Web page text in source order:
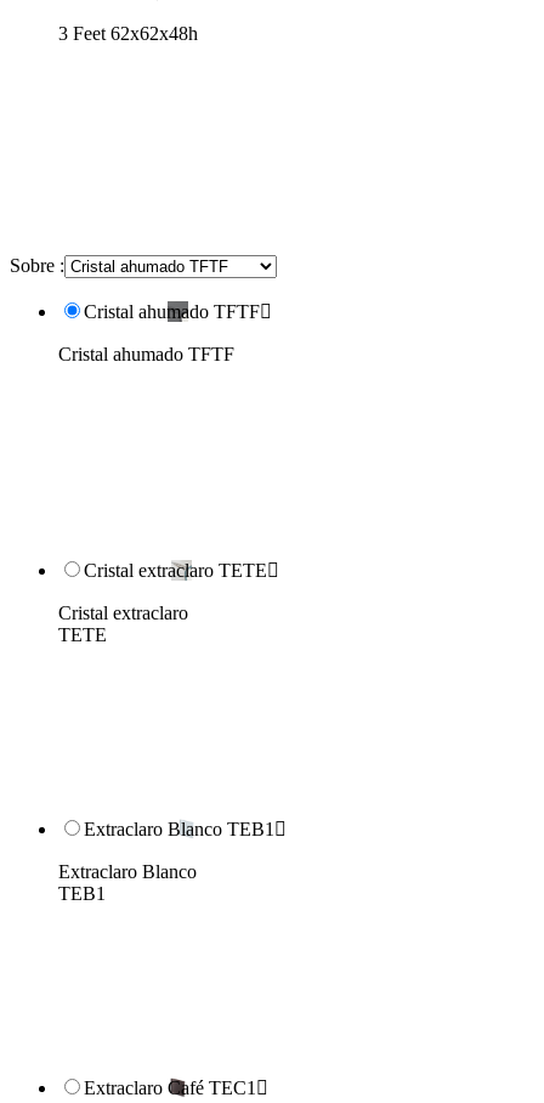
3 Feet 62x62x48h
Sobre :
Cristal ahumado TFTF
Cristal ahumado TFTF
Cristal extraclaro TETE
Cristal extraclaro
TETE
Extraclaro Blanco TEB1 
Extraclaro Blanco
TEB1
Extraclaro Café TEC1 